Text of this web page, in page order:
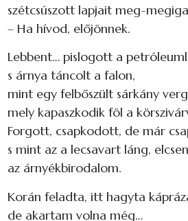
szétcsúszott lapjait meg-
– Ha hívod, előjönnek.
Lebbent… pislogott a
s árnya táncolt a falon,
mint egy felbőszült sárkány
mely kapaszkodik föl a
Forgott, csapkodott, de már
s mint az a lecsavart láng,
az árnyékbirodalom.
Korán feladta, itt hagyta
de akartam volna még…